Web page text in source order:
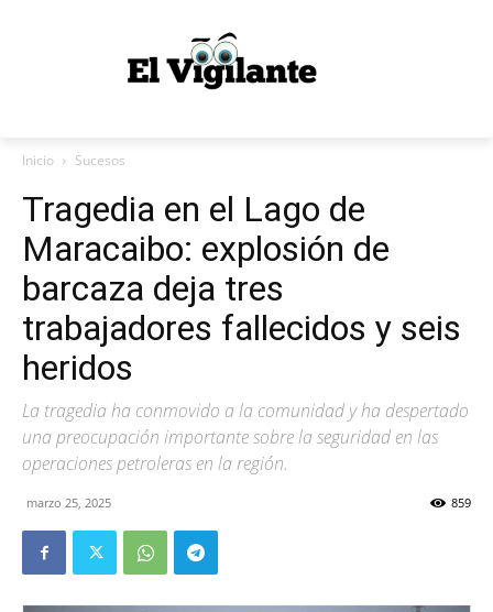
Inicio Sucesos
Tragedia en el Lago de
Maracaibo: explosión de
barcaza deja tres
trabajadores fallecidos y seis
heridos
La tragedia ha conmovido a la comunidad y ha despertado
una preocupación importante sobre la seguridad en las
operaciones petroleras en la región.
marzo 25, 2025 859